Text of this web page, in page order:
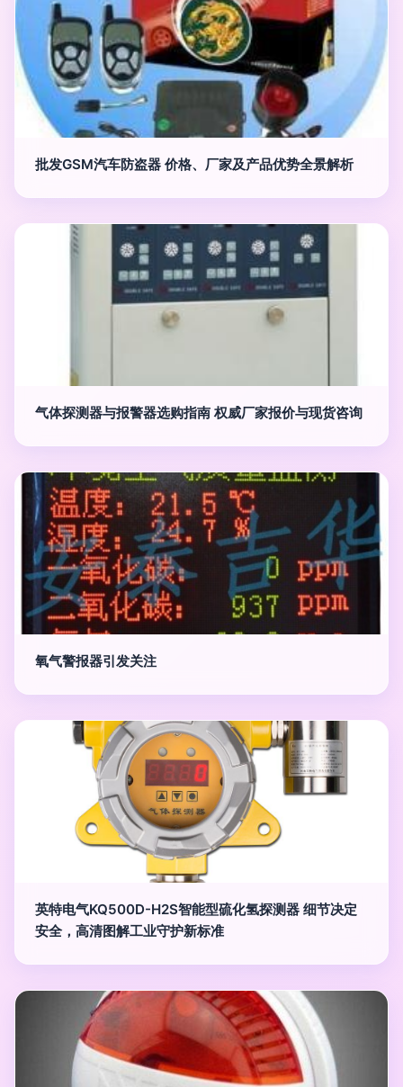
批发GSM汽车防盗器 价格、厂家及产品优势全景解析
气体探测器与报警器选购指南 权威厂家报价与现货咨询
氧气警报器引发关注
英特电气KQ500D-H2S智能型硫化氢探测器 细节决定
安全，高清图解工业守护新标准